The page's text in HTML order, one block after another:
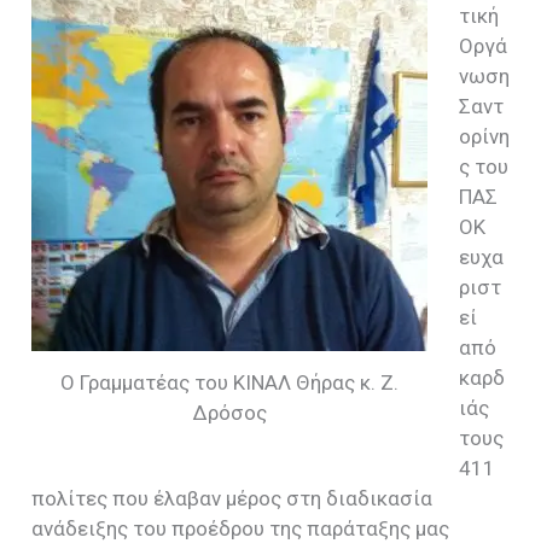
Ο Γραμματέας του ΚΙΝΑΛ Θήρας κ. Ζ.
Δρόσος
τική
Οργά
νωση
Σαντ
ορίνη
ς του
ΠΑΣ
ΟΚ
ευχα
ριστ
εί
από
καρδ
ιάς
τους
411
πολίτες που έλαβαν μέρος στη διαδικασία
ανάδειξης του προέδρου της παράταξης μας